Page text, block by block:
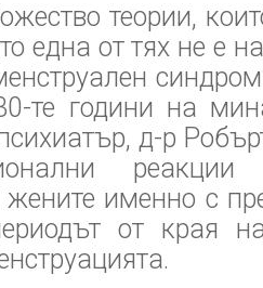
теории,
една от тях не е
те години на
д-р
именно с
от края